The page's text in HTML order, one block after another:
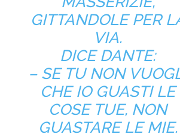
GITTANDOLE PER
VIA.
DICE DANTE:
– SE TU NON
CHE IO GUASTI LE
COSE TUE, NON
GUASTARE LE MIE.